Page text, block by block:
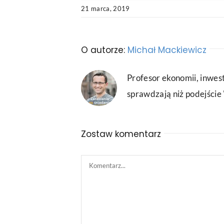
21 marca, 2019
O autorze: Michał Mackiewicz
Profesor ekonomii,
sprawdzają niż podejście
Zostaw komentarz
Comment